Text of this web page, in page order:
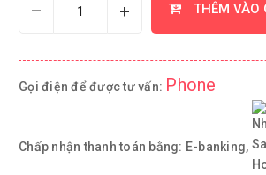
– + THÊM VÀO
Gọi điện để được tư vấn: Phone
Chấp nhận thanh toán bằng: E-banking,